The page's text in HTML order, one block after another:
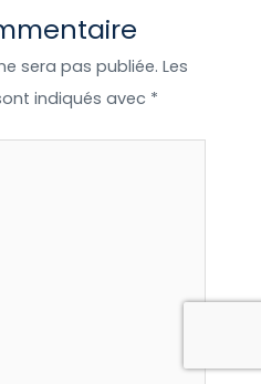
sera pas publiée. Les
indiqués avec *